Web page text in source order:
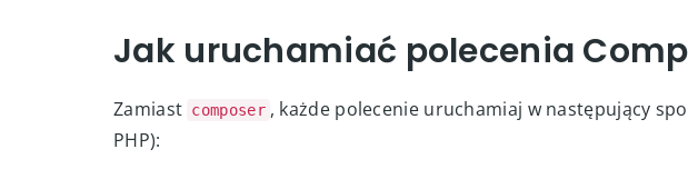
ln -s nazwa_projektu /public public_html
Dzięki temu serwer będzie traktował katalog nazwa_projektu/
a Ty zachowasz uporządkowaną strukturę projektu.